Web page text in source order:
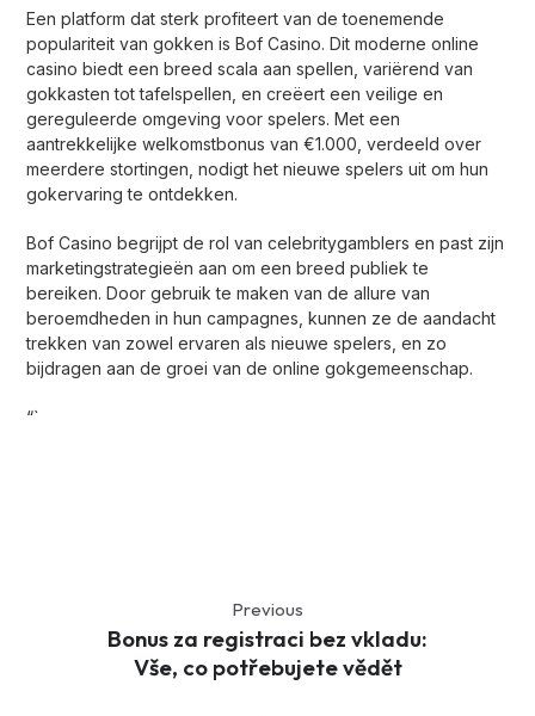
Een platform dat sterk profiteert van de toenemende
populariteit van gokken is Bof Casino. Dit moderne online
casino biedt een breed scala aan spellen, variërend van
gokkasten tot tafelspellen, en creëert een veilige en
gereguleerde omgeving voor spelers. Met een
aantrekkelijke welkomstbonus van €1.000, verdeeld over
meerdere stortingen, nodigt het nieuwe spelers uit om hun
gokervaring te ontdekken.
Bof Casino begrijpt de rol van celebritygamblers en past zijn
marketingstrategieën aan om een breed publiek te
bereiken. Door gebruik te maken van de allure van
beroemdheden in hun campagnes, kunnen ze de aandacht
trekken van zowel ervaren als nieuwe spelers, en zo
bijdragen aan de groei van de online gokgemeenschap.
“`
Previous
Bonus za registraci bez vkladu:
Vše, co potřebujete vědět